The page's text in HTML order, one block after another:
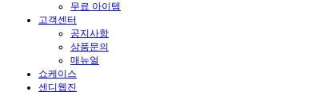
무료 아이템
고객센터
공지사항
상품문의
매뉴얼
쇼케이스
센디웹진